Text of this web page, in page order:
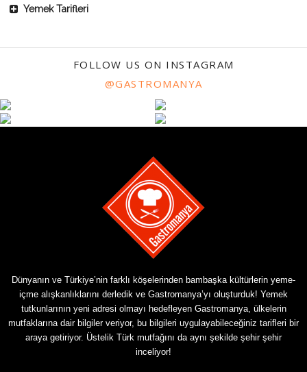
Yemek Tarifleri
FOLLOW US ON INSTAGRAM
@GASTROMANYA
Dünyanın ve Türkiye’nin farklı köşelerinden bambaşka kültürlerin yeme-
içme alışkanlıklarını derledik ve Gastromanya’yı oluşturduk! Yemek
tutkunlarının yeni adresi olmayı hedefleyen Gastromanya, ülkelerin
mutfaklarına dair bilgiler veriyor, bu bilgileri uygulayabileceğiniz tarifleri bir
araya getiriyor. Üstelik Türk mutfağını da aynı şekilde şehir şehir
inceliyor!